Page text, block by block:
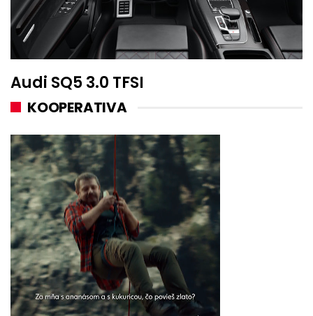
Audi SQ5 3.0 TFSI
KOOPERATIVA